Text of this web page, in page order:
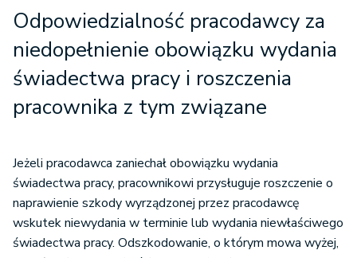
Odpowiedzialność pracodawcy za
niedopełnienie obowiązku wydania
świadectwa pracy i roszczenia
pracownika z tym związane
Jeżeli pracodawca zaniechał obowiązku wydania
świadectwa pracy, pracownikowi przysługuje roszczenie o
naprawienie szkody wyrządzonej przez pracodawcę
wskutek niewydania w terminie lub wydania niewłaściwego
świadectwa pracy. Odszkodowanie, o którym mowa wyżej,